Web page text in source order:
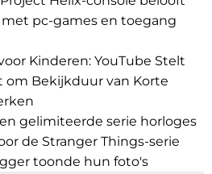
pc-games en toegang
Kinderen: YouTube Stelt
om Bekijkduur van Korte
gelimiteerde serie horloges
de Stranger Things-serie
toonde hun foto's